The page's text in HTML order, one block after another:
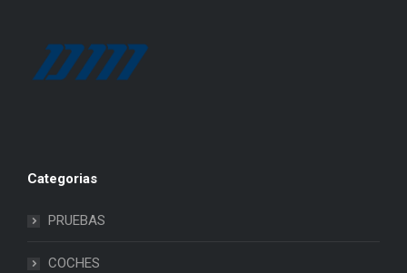
Categorias
PRUEBAS
COCHES